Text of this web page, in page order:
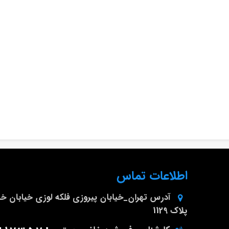
اطلاعات تماس
آدرس تهران_خیابان پیروزی فلکه لوزی
پلاک 1129